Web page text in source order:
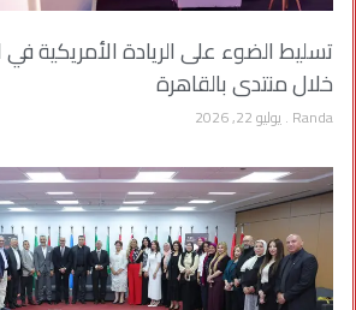
تسليط الضوء على الريادة الأمريكية
خلال منتدى بالقاهرة
Randa يوليو 22, 2026